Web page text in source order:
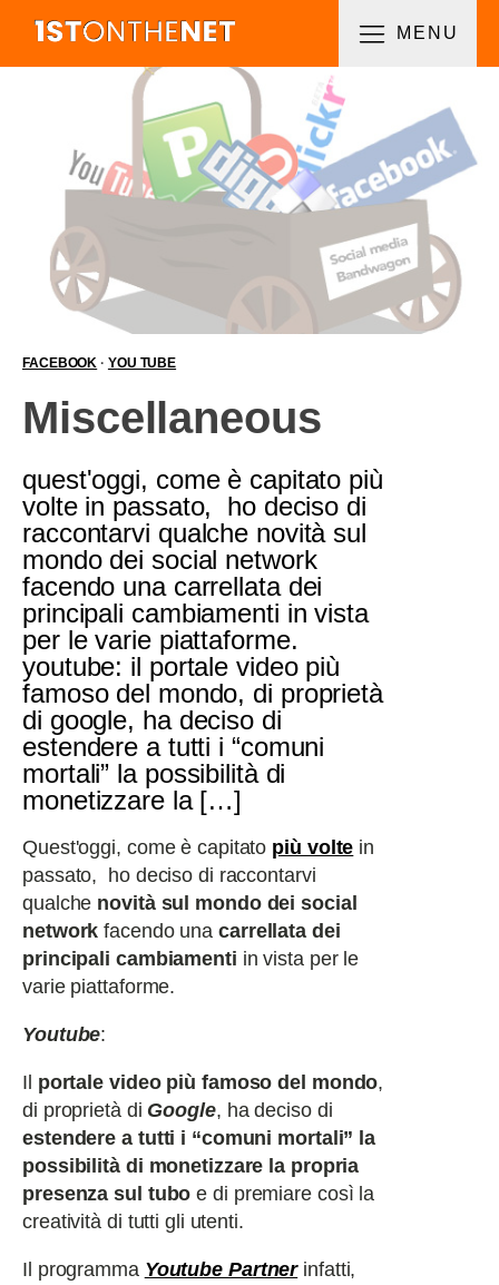
MENU
FACEBOOK · YOU TUBE
Miscellaneous
quest'oggi, come è capitato più
volte in passato, ho deciso di
raccontarvi qualche novità sul
mondo dei social network
facendo una carrellata dei
principali cambiamenti in vista
per le varie piattaforme.
youtube: il portale video più
famoso del mondo, di proprietà
di google, ha deciso di
estendere a tutti i “comuni
mortali” la possibilità di
monetizzare la […]
Quest'oggi, come è capitato più volte in
passato, ho deciso di raccontarvi
qualche novità sul mondo dei social
network facendo unacarrellata dei
principali cambiamenti in vista per le
varie piattaforme.
Youtube:
Il portale video più famoso del mondo,
di proprietà di Google, ha deciso di
estendere a tutti i “comuni mortali” la
possibilità di monetizzare la propria
presenza sul tubo e di premiare così la
creatività di tutti gli utenti.
Il programma Youtube Partner infatti,